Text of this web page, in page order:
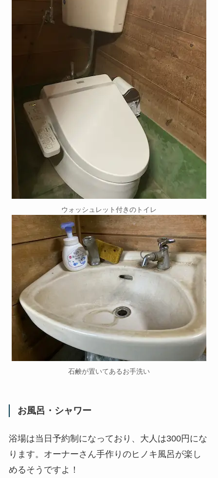
ウォッシュレット付きのトイレ
石鹸が置いてあるお手洗い
お風呂・シャワー
浴場は当日予約制になっており、大人は300円にな
ります。オーナーさん手作りのヒノキ風呂が楽し
めるそうですよ！